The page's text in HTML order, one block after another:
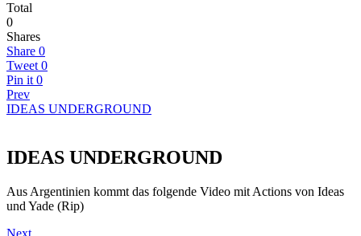
Total
0
Shares
Share 0
Tweet 0
Pin it 0
Prev
IDEAS UNDERGROUND
IDEAS UNDERGROUND
Aus Argentinien kommt das folgende Video mit Actions von Ideas
und Yade (Rip)